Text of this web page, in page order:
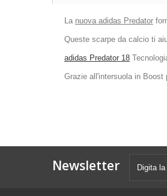
La nuova adidas Predator
Queste scarpe da calcio ti
adidas Predator 18
Grazie all'intersuola in
Newsletter